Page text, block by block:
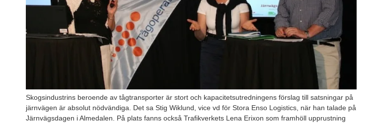
Skogsindustrins beroende av tågtransporter är stort och kapacitetsutredningens förslag till satsningar på
järnvägen är absolut nödvändiga. Det sa Stig Wiklund, vice vd för Stora Enso Logistics, när han talade på
Järnvägsdagen i Almedalen. På plats fanns också Trafikverkets Lena Erixon som framhöll upprustning